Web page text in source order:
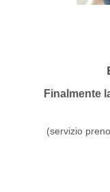
Finalmente
(servizio